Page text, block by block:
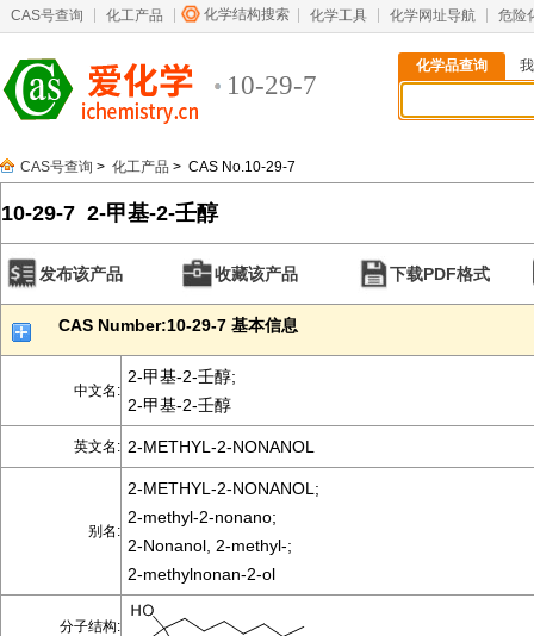
CAS号查询 化工产品 化学结构搜索 化学工具 化学网址导航 危险
10-29-7
化学品查询
CAS号查询 > 化工产品 > CAS No.10-29-7
10-29-7 2-甲基-2-壬醇
发布该产品 收藏该产品 下载PDF格式
CAS Number:10-29-7 基本信息
中文名:
2-甲基-2-壬醇;
2-甲基-2-壬醇
英文名: 2-METHYL-2-NONANOL
别名:
2-METHYL-2-NONANOL;
2-methyl-2-nonano;
2-Nonanol, 2-methyl-;
2-methylnonan-2-ol
分子结构: